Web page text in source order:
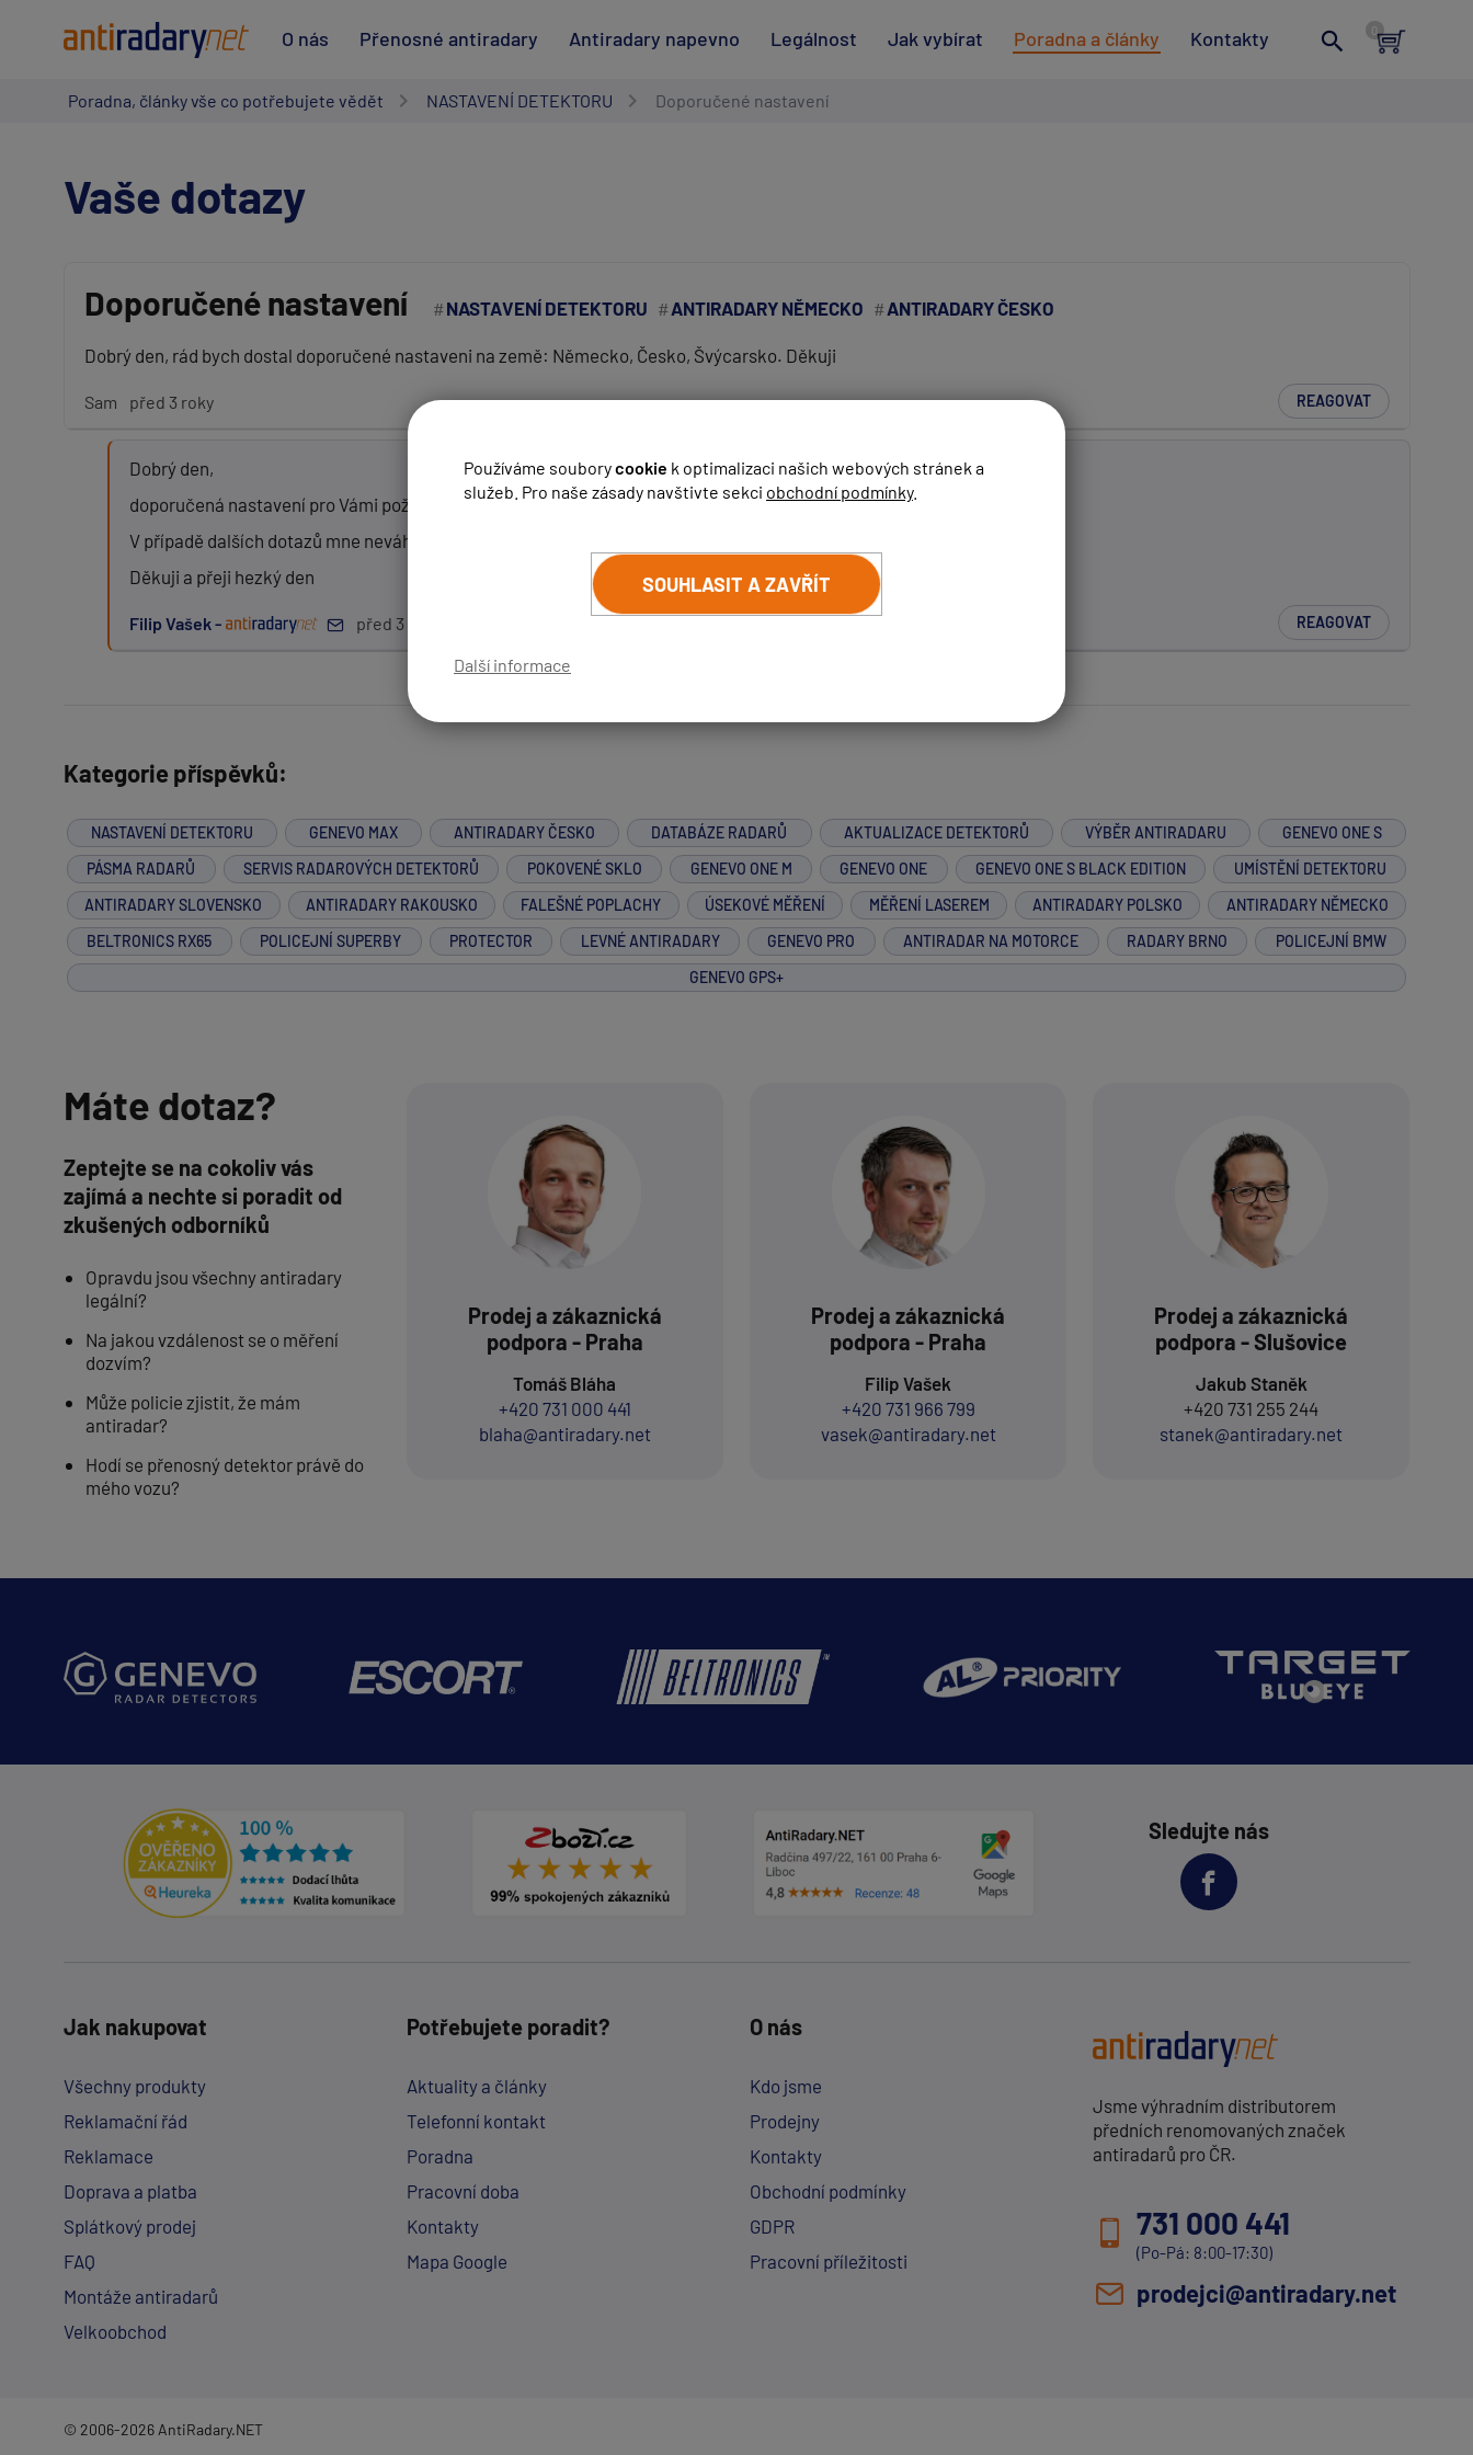
Používáme souborycookie k optimalizaci našich webových stránek a
služeb. Pro naše zásady navštivte sekci obchodní podmínky.
SOUHLASIT A ZAVŘÍT
Další informace
O nás Přenosné antiradary Antiradary napevno Legálnost Jak vybírat Poradna a články Kontakty
Poradna, články vše co potřebujete vědět NASTAVENÍ DETEKTORU Doporučené nastavení
Vaše dotazy
Vaše jméno:
Váš e-mail:
Předmět:
Zpráva:
Doporučené nastavení NASTAVENÍ DETEKTORU ANTIRADARY NĚMECKO ANTIRADARY ČESKO
Dobrý den, rád bych dostal doporučené nastaveni na země: Německo, Česko, Švýcarsko. Děkuji
Sam před 3 roky REAGOVAT
Dobrý den,
doporučená nastavení pro Vámi požadované země jsem Vám zaslal na e-mail.
V případě dalších dotazů mne neváhejte kontaktovat.
Děkuji a přeji hezký den
Filip Vašek - před 3 roky REAGOVAT
Kategorie příspěvků:
NASTAVENÍ DETEKTORU GENEVO MAX ANTIRADARY ČESKO DATABÁZE RADARŮ AKTUALIZACE DETEKTORŮ VÝBĚR ANTIRADARU
GENEVO ONE S
PÁSMA RADARŮ
SERVIS RADAROVÝCH DETEKTORŮ POKOVENÉ SKLO GENEVO ONE M GENEVO ONE GENEVO ONE S BLACK EDITION
UMÍSTĚNÍ DETEKTORU
ANTIRADARY SLOVENSKO
ANTIRADARY RAKOUSKO FALEŠNÉ POPLACHY ÚSEKOVÉ MĚŘENÍ MĚŘENÍ LASEREM ANTIRADARY POLSKO
ANTIRADARY NĚMECKO
BELTRONICS RX65
POLICEJNÍ SUPERBY PROTECTOR LEVNÉ ANTIRADARY GENEVO PRO ANTIRADAR NA MOTORCE RADARY BRNO
POLICEJNÍ BMW
GENEVO GPS+
Máte dotaz?
Zeptejte se na cokoliv vás
zajímá a nechte si poradit od
zkušených odborníků
Opravdu jsou všechny antiradary
legální?
Na jakou vzdálenost se o měření
dozvím?
Může policie zjistit, že mám
antiradar?
Hodí se přenosný detektor právě do
mého vozu?
Prodej a zákaznická
podpora - Praha
Tomáš Bláha
+420 731 000 441
blaha@antiradary.net
Prodej a zákaznická
podpora - Praha
Filip Vašek
+420 731 966 799
vasek@antiradary.net
Prodej a zákaznická
podpora - Slušovice
Jakub Staněk
+420 731 255 244
stanek@antiradary.net
Sledujte nás
Jak nakupovat
Všechny produkty
Reklamační řád
Reklamace
Doprava a platba
Splátkový prodej
FAQ
Montáže antiradarů
Velkoobchod
Potřebujete poradit?
Aktuality a články
Telefonní kontakt
Poradna
Pracovní doba
Kontakty
Mapa Google
O nás
Kdo jsme
Prodejny
Kontakty
Obchodní podmínky
GDPR
Pracovní příležitosti
Jsme výhradním distributorem
předních renomovaných značek
antiradarů pro ČR.
731 000 441
(Po-Pá: 8:00-17:30)
prodejci@antiradary.net
© 2006-2026 AntiRadary.NET